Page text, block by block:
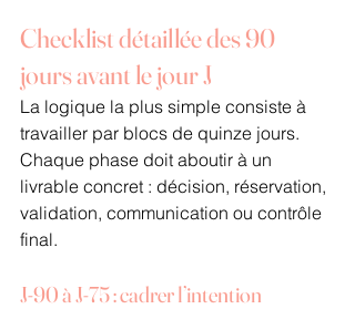
Checklist détaillée des 90
jours avant le jour J
La logique la plus simple consiste à
travailler par blocs de quinze jours.
Chaque phase doit aboutir à un
livrable concret : décision, réservation,
validation, communication ou contrôle
final.
J-90 à J-75 : cadrer l’intention